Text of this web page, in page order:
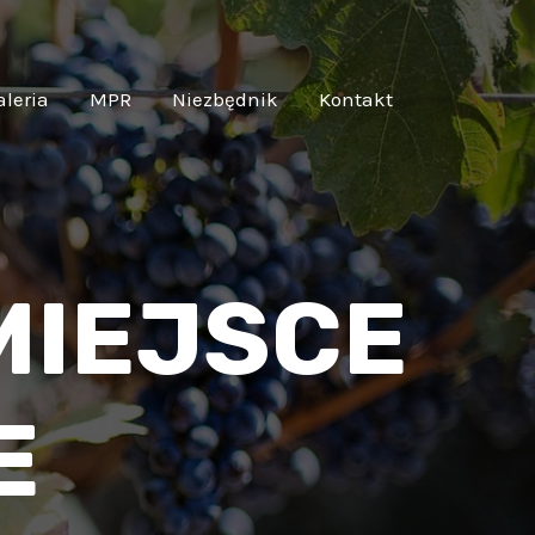
MPR Niezbędnik Kontakt